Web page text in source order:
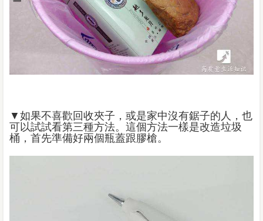
▼如果不喜歡回收夾子，或是家中沒有鋸子的人，也
可以試試看第三種方法。這個方法一樣是改造垃圾
桶，首先準備好兩個瓶蓋跟膠槍。